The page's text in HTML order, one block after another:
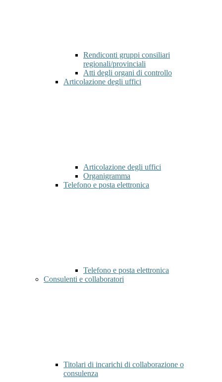
Rendiconti gruppi consiliari
regionali/provinciali
Atti degli organi di controllo
Articolazione degli uffici
Articolazione degli uffici
Organigramma
Telefono e posta elettronica
Telefono e posta elettronica
Consulenti e collaboratori
Titolari di incarichi di collaborazione o
consulenza